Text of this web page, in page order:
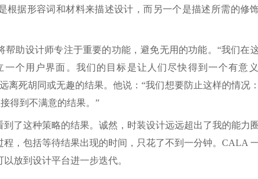
根据形容词和材料来描述设计，而另一个是描述所需的修
帮助设计师专注于重要的功能，避免无用的功能。“我们在
个用户界面。我们的目标是让人们尽快得到一个有意
离死胡同或无趣的结果。他说：“我们想要防止这样的情况
得到不满意的结果。”
了这种策略的结果。诚然，时装设计远远超出了我的能力
，包括等待结果出现的时间，只花了不到一分钟。CALA
放到设计平台进一步迭代。